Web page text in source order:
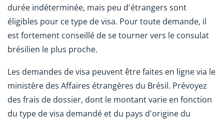
durée indéterminée, mais peu d'étrangers sont
éligibles pour ce type de visa. Pour toute demande, il
est fortement conseillé de se tourner vers le consulat
brésilien le plus proche.
Les demandes de visa peuvent être faites en ligne via le
ministère des Affaires étrangères du Brésil. Prévoyez
des frais de dossier, dont le montant varie en fonction
du type de visa demandé et du pays d'origine du